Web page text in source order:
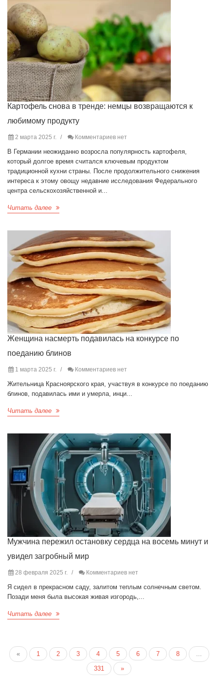
Картофель снова в тренде: немцы возвращаются к
любимому продукту
2 марта 2025 г. Комментариев нет
В Германии неожиданно возросла популярность картофеля,
который долгое время считался ключевым продуктом
традиционной кухни страны. После продолжительного снижения
интереса к этому овощу недавние исследования Федерального
центра сельскохозяйственной и...
Читать далее
Женщина насмерть подавилась на конкурсе по
поеданию блинов
1 марта 2025 г. Комментариев нет
Жительница Красноярского края, участвуя в конкурсе по поеданию
блинов, подавилась ими и умерла, инци...
Читать далее
Мужчина пережил остановку сердца на восемь минут и
увидел загробный мир
28 февраля 2025 г. Комментариев нет
Я сидел в прекрасном саду, залитом теплым солнечным светом.
Позади меня была высокая живая изгородь,...
Читать далее
« 1 2 3 4 5 6 7 8
...
331
»